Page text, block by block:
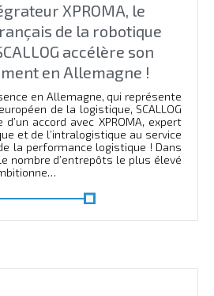
XPROMA, le
de la robotique
accélère son
en Allemagne !
en Allemagne, qui représente
de la logistique, SCALLOG
accord avec XPROMA, expert
et de l’intralogistique au service
la performance logistique ! Dans
nombre d’entrepôts le plus élevé